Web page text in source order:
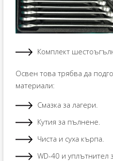
Комплект
Освен това трябва да
материали:
Смазка за лагери.
Кутия за пълнене.
Чиста и суха кърпа.
WD-40 и уплътнител